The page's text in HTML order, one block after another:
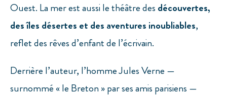
Ouest. La mer est aussi le théâtre des découvertes,
des îles désertes et des aventures inoubliables,
reflet des rêves d’enfant de l’écrivain.
Derrière l’auteur, l’homme Jules Verne —
surnommé « le Breton » par ses amis parisiens —